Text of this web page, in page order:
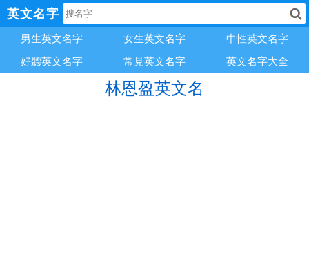
英文名字
男生英文名字 女生英文名字
中性英文名字
好聽英文名字
常見英文名字 英文名字大全
林恩盈英文名